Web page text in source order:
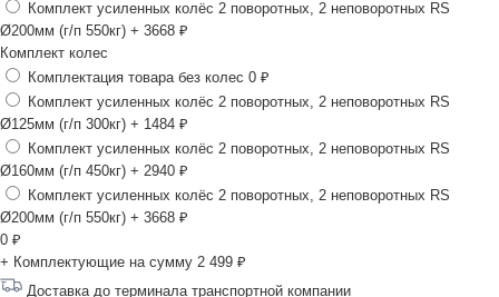
Комплект усиленных колёс 2 поворотных, 2 неповоротных RS
Ø200мм (г/п 550кг) + 3668 ₽
Комплект колес
Комплектация товара без колес 0 ₽
Комплект усиленных колёс 2 поворотных, 2 неповоротных RS
Ø125мм (г/п 300кг) + 1484 ₽
Комплект усиленных колёс 2 поворотных, 2 неповоротных RS
Ø160мм (г/п 450кг) + 2940 ₽
Комплект усиленных колёс 2 поворотных, 2 неповоротных RS
Ø200мм (г/п 550кг) + 3668 ₽
0 ₽
+ Комплектующие на сумму 2 499 ₽
Доставка до терминала транспортной компании